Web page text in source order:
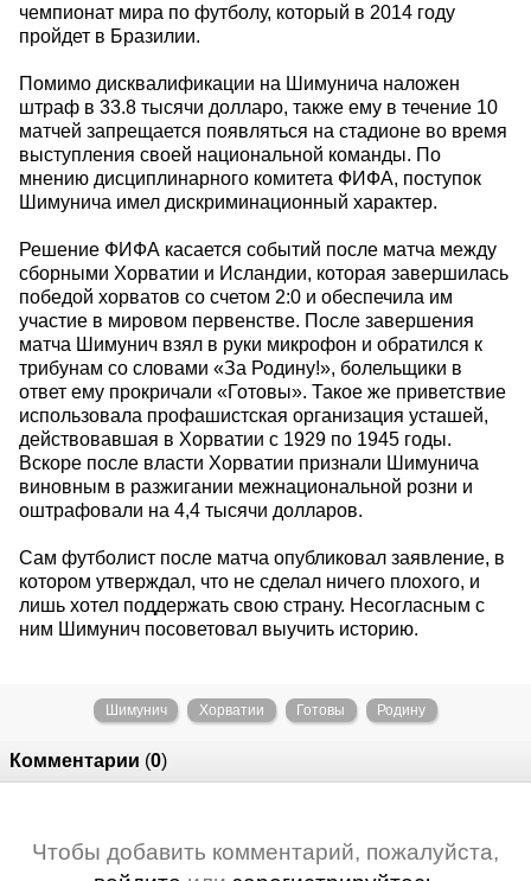
чемпионат мира по футболу, который в 2014 году
пройдет в Бразилии.
Помимо дисквалификации на Шимунича наложен
штраф в 33.8 тысячи долларо, также ему в течение 10
матчей запрещается появляться на стадионе во время
выступления своей национальной команды. По
мнению дисциплинарного комитета ФИФА, поступок
Шимунича имел дискриминационный характер.
Решение ФИФА касается событий после матча между
сборными Хорватии и Исландии, которая завершилась
победой хорватов со счетом 2:0 и обеспечила им
участие в мировом первенстве. После завершения
матча Шимунич взял в руки микрофон и обратился к
трибунам со словами «За Родину!», болельщики в
ответ ему прокричали «Готовы». Такое же приветствие
использовала профашистская организация усташей,
действовавшая в Хорватии с 1929 по 1945 годы.
Вскоре после власти Хорватии признали Шимунича
виновным в разжигании межнациональной розни и
оштрафовали на 4,4 тысячи долларов.
Сам футболист после матча опубликовал заявление, в
котором утверждал, что не сделал ничего плохого, и
лишь хотел поддержать свою страну. Несогласным с
ним Шимунич посоветовал выучить историю.
Шимунич Хорватии Готовы Родину
Комментарии (0)
Чтобы добавить комментарий, пожалуйста,